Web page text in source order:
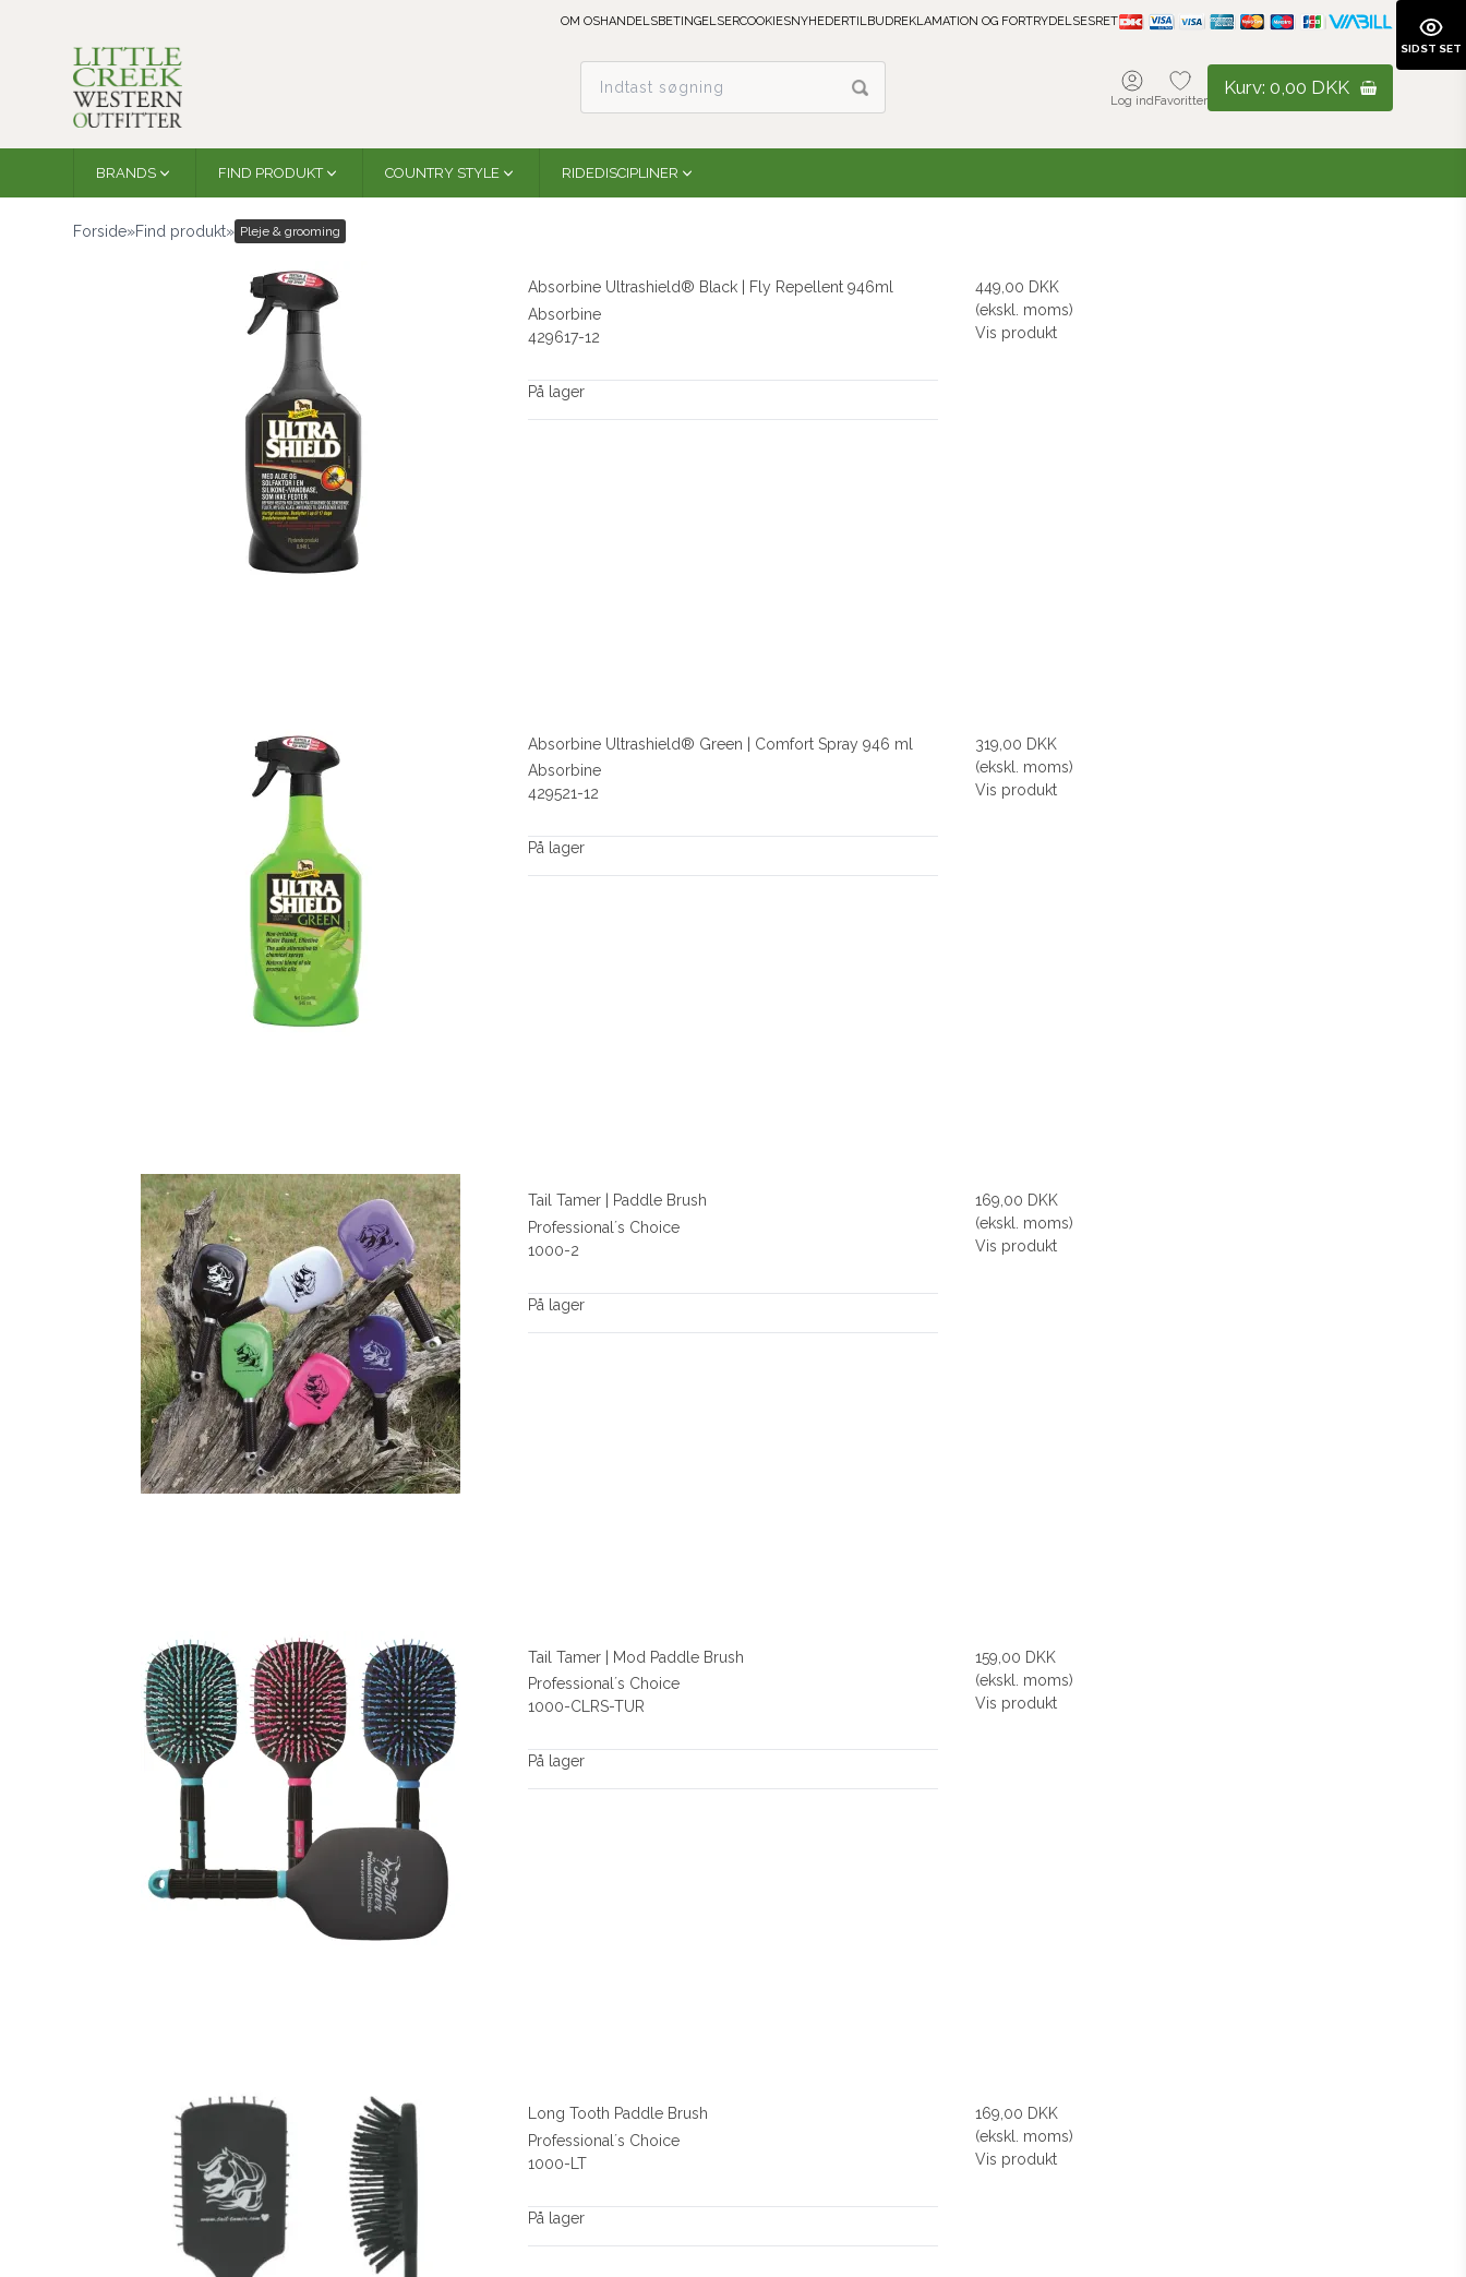
OM OSHANDELSBETINGELSERCOOKIESNYHEDERTILBUDREKLAMATION OG FORTRYDELSESRET
Log indFavoritter
Kurv: 0,00 DKK
BRANDS FIND PRODUKT COUNTRY STYLE RIDEDISCIPLINER
Forside»Find produkt» Pleje & grooming
Absorbine Ultrashield® Black | Fly Repellent 946ml
Absorbine
429617-12
På lager
449,00 DKK
(ekskl. moms)
Vis produkt
Absorbine Ultrashield® Green | Comfort Spray 946 ml
Absorbine
429521-12
På lager
319,00 DKK
(ekskl. moms)
Vis produkt
Tail Tamer | Paddle Brush
Professional´s Choice
1000-2
På lager
169,00 DKK
(ekskl. moms)
Vis produkt
Tail Tamer | Mod Paddle Brush
Professional´s Choice
1000-CLRS-TUR
På lager
159,00 DKK
(ekskl. moms)
Vis produkt
Long Tooth Paddle Brush
Professional´s Choice
1000-LT
På lager
169,00 DKK
(ekskl. moms)
Vis produkt
SIDST SET